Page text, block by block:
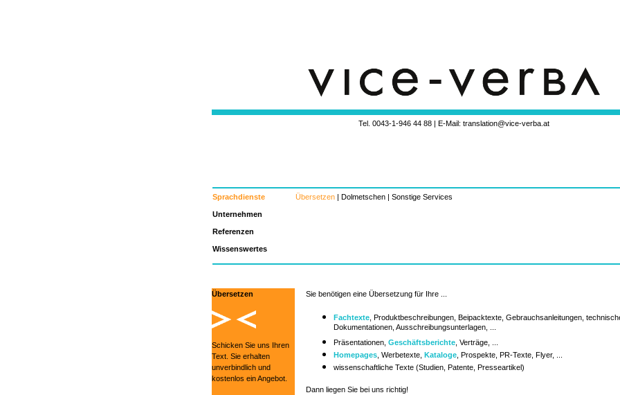
Tel. 0043-1-946 44 88 | E-Mail: translation@vice-verba.at
Sprachdienste Übersetzen| Dolmetschen| Sonstige Services
Unternehmen
Referenzen
Wissenswertes
Übersetzen
Schicken Sie uns Ihren
Text. Sie erhalten
unverbindlich und
kostenlos ein Angebot.
Sie benötigen eine Übersetzung für Ihre ...
Fachtexte , Produktbeschreibungen, Beipacktexte, Gebrauchsanleitungen,
Dokumentationen, Ausschreibungsunterlagen, ...
Präsentationen, Geschäftsberichte Verträge,
Homepages , Werbetexte, Kataloge , Prospekte, PR-Texte, Flyer, ...
wissenschaftliche Texte (Studien, Patente, Presseartikel)
Dann liegen Sie bei uns richtig!